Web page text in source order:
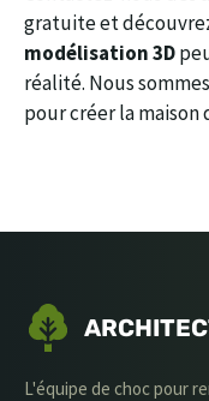
gratuite et
modélisation 3D
réalité. Nous
pour créer la maison
L'équipe de choc pour